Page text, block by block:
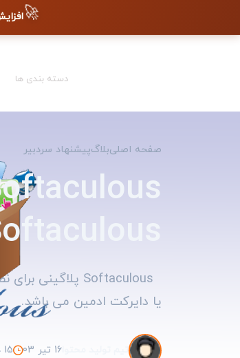
🚀افزایش تا ۳× سرعت
دسته بندی ها
صفحه اصلیبلاگپیشنهاد سردبیر
یا دایرکت ادمین می باشد.
16 تیر 03 15 دقیقه دقیقه مطالعه